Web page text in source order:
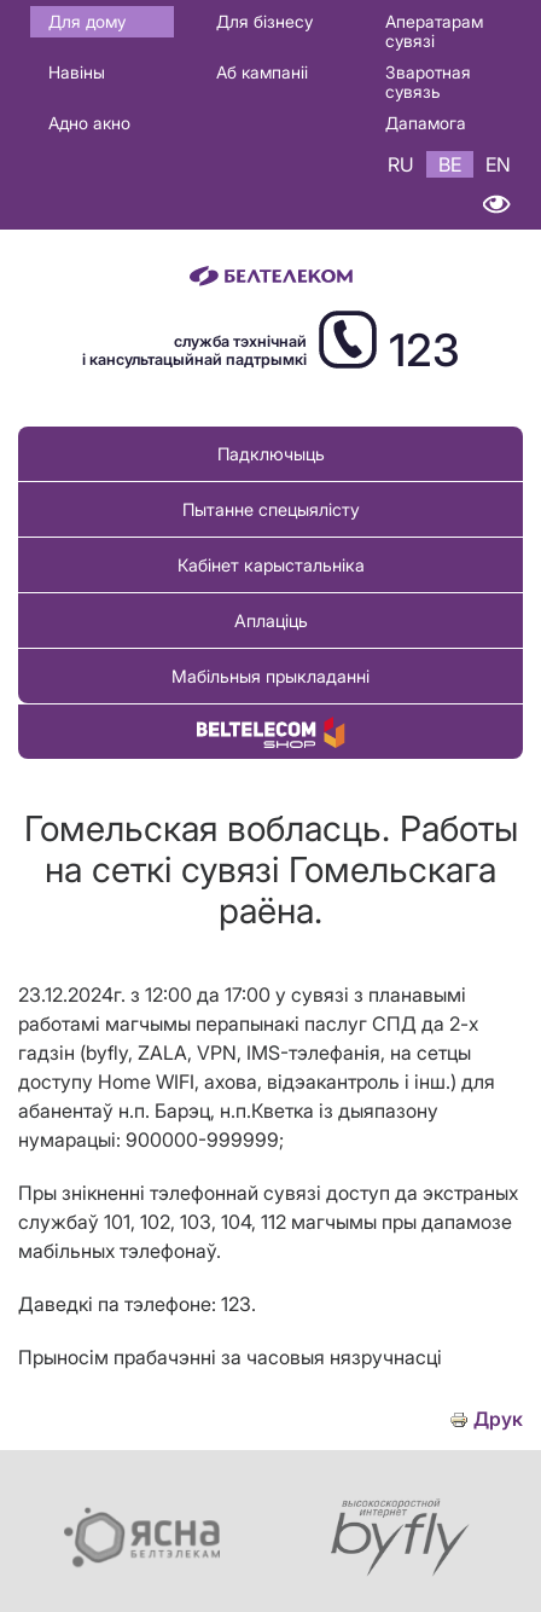
Основная
навигация
Для дому Для бізнесу
Аператарам
сувязі
Навіны
Аб кампаніі
Зваротная
сувязь
Адно акно
Дапамога
RU BE EN
служба тэхнічнай
і кансультацыйнай падтрымкі
123
Падключыць
Пытанне спецыялісту
Кабінет карыстальніка
Аплаціць
Мабільныя прыкладанні
Купіць тавар
Гомельская вобласць. Работы
на сеткі сувязі Гомельскага
раёна.
23.12.2024г. з 12:00 да 17:00 у сувязі з планавымі
работамі магчымы перапынакі паслуг СПД да 2-х
гадзін (byfly, ZALA, VPN, IMS-тэлефанія, на сетцы
доступу Home WIFI, ахова, відэакантроль і інш.) для
абанентаў н.п. Барэц, н.п.Кветка із дыяпазону
нумарацыі: 900000-999999;
Пры знікненні тэлефоннай сувязі доступ да экстраных
службаў 101, 102, 103, 104, 112 магчымы пры дапамозе
мабільных тэлефонаў.
Даведкі па тэлефоне: 123.
Прыносім прабачэнні за часовыя нязручнасці
Друк